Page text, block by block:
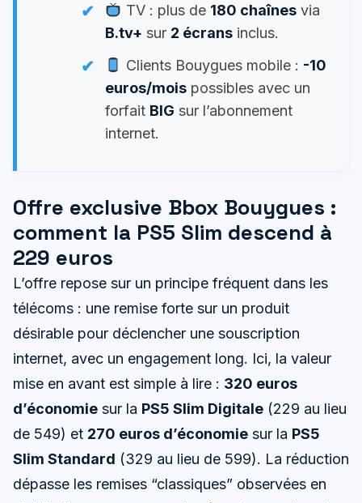
TV : plus de 180 chaînesvia
B.tv+ sur 2 écrans inclus.
Clients Bouygues mobile : -10
euros/mois possibles avec un
forfait BIG sur l’abonnement
internet.
Offre exclusive Bbox Bouygues :
comment la PS5 Slim descend à
229 euros
L’offre repose sur un principe fréquent dans les
télécoms : une remise forte sur un produit
désirable pour déclencher une souscription
internet, avec un engagement long. Ici, la valeur
mise en avant est simple à lire : 320 euros
d’économie sur la PS5 Slim Digitale (229 au lieu
de 549) et 270 euros d’économie sur la PS5
Slim Standard (329 au lieu de 599). La réduction
dépasse les remises “classiques” observées en